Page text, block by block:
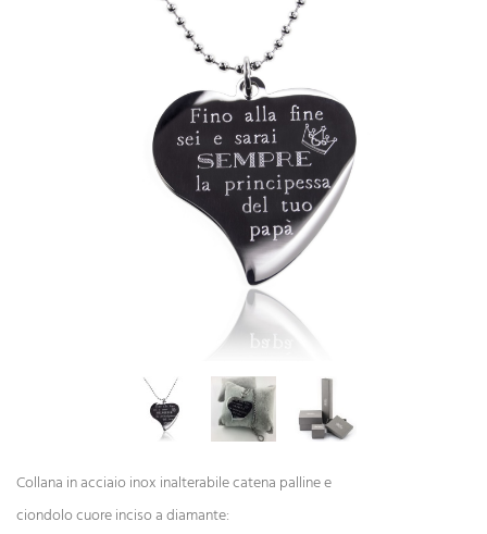
Collana in acciaio inox inalterabile catena palline e
ciondolo cuore inciso a diamante: